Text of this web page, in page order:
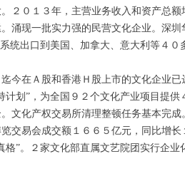
１３年，主营业务收入和资产总额
一批实力强的民营文化企业。深圳
统出口到美国、加拿大、意大利等４
Ａ股和香港Ｈ股上市的文化企业已
划”，为全国９２个文化产业项目提供
产权交易所清理整顿任务基本完成
交易会成交额１６６５亿元，同比增长
２家文化部直属文艺院团实行企业